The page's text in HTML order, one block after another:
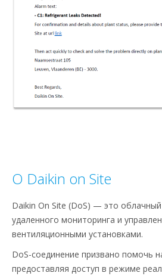
О Daikin on Site
Daikin On Site (DoS) — это
удаленного мониторинга и
вентиляционными установками. ​
DoS-соединение призвано помочь
предоставляя доступ в режиме